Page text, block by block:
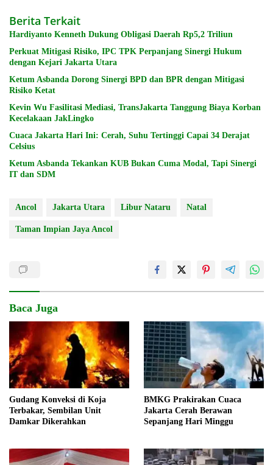
Berita Terkait
Hardiyanto Kenneth Dukung Obligasi Daerah Rp5,2 Triliun
Perkuat Mitigasi Risiko, IPC TPK Perpanjang Sinergi Hukum
dengan Kejari Jakarta Utara
Ketum Asbanda Dorong Sinergi BPD dan BPR dengan Mitigasi
Risiko Ketat
Kevin Wu Fasilitasi Mediasi, TransJakarta Tanggung Biaya Korban
Kecelakaan JakLingko
Cuaca Jakarta Hari Ini: Cerah, Suhu Tertinggi Capai 34 Derajat
Celsius
Ketum Asbanda Tekankan KUB Bukan Cuma Modal, Tapi Sinergi
IT dan SDM
Ancol Jakarta Utara Libur Nataru Natal
Taman Impian Jaya Ancol
Baca Juga
Gudang Konveksi di Koja
Terbakar, Sembilan Unit
Damkar Dikerahkan
BMKG Prakirakan Cuaca
Jakarta Cerah Berawan
Sepanjang Hari Minggu